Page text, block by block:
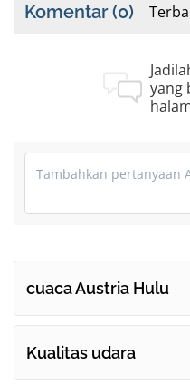
Komentar(0)
yang
cuaca Austria Hulu
Kualitas udara